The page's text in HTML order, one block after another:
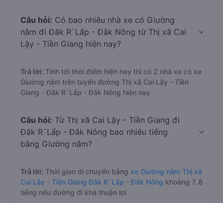
Câu hỏi: Có bao nhiêu nhà xe có Giường
nằm đi Đăk R`Lấp - Đắk Nông từ Thị xã Cai
Lậy - Tiền Giang hiện nay?
Trả lời: Tính tới thời điểm hiện nay thì có 2 nhà xe có xe
Giường nằm trên tuyến đường Thị xã Cai Lậy - Tiền
Giang - Đăk R`Lấp - Đắk Nông hiện nay
Câu hỏi: Từ Thị xã Cai Lậy - Tiền Giang đi
Đăk R`Lấp - Đắk Nông bao nhiêu tiếng
bằng Giường nằm?
Trả lời: Thời gian di chuyển bằng xe Giường nằm Thị xã
Cai Lậy - Tiền Giang Đăk R`Lấp - Đắk Nông khoảng 7.8
tiếng nếu đường đi khá thuận lợi